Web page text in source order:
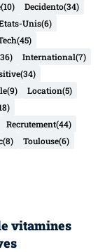
(10) Decidento(34)
Unis(6)
(45)
International(7)
(34)
(9) Location(5)
Recrutement(44)
(8) Toulouse(6)
vitamines